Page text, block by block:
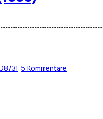
31 5 Kommentare